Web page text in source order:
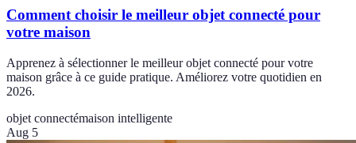
Comment choisir le meilleur objet connecté pour
votre maison
Apprenez à sélectionner le meilleur objet connecté pour votre
maison grâce à ce guide pratique. Améliorez votre quotidien en
2026.
objet connectémaison intelligente
Aug 5